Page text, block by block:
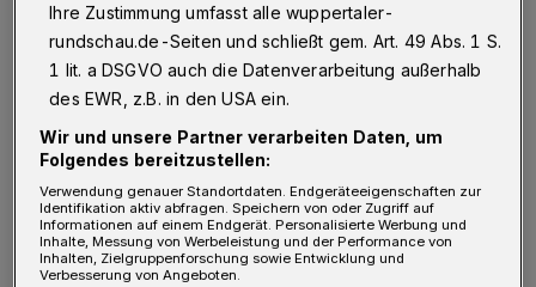
Hartenstein, findet die Ausstellung bereits
zum achten Mal an der BUW statt.
Interessierte können zudem unter
wuppertal.deTermine für Gruppenführungen
vereinbaren.
Nach der Vernissage, die um 18 Uhr beginnt,
ist die Ausstellung bis zum 10. Juli montags
Ihre Zustimmung umfasst alle wuppertaler-
rundschau.de-Seiten und schließt gem. Art. 49 Abs. 1 S.
1 lit. a DSGVO auch die Datenverarbeitung außerhalb
des EWR, z.B. in den USA ein.
Wir und unsere Partner verarbeiten Daten, um
Folgendes bereitzustellen:
Verwendung genauer Standortdaten. Endgeräteeigenschaften zur
Identifikation aktiv abfragen. Speichern von oder Zugriff auf
Informationen auf einem Endgerät. Personalisierte Werbung und
Inhalte, Messung von Werbeleistung und der Performance von
Inhalten, Zielgruppenforschung sowie Entwicklung und
Verbesserung von Angeboten.